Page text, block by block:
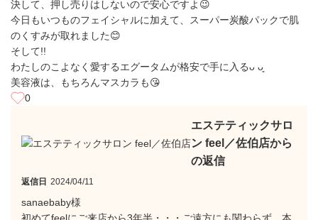
決して、押し売りはしないので安心ですよ😉
今日もいつものフェイシャルに加えて、スーパー炭酸パックで肌
のくすみが取れました😊
そして!!
わたしのこよなく愛するエグータムが格安で手に入るᴗ ᴗ͈
美容液は、もちろんマスカラも😘
0
エステティックサロ
ン feel／佐伯店から
の返信
返信日 2024/04/11
sanaebaby様